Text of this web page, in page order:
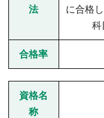
法
に合格
科
合格率
資格名
称